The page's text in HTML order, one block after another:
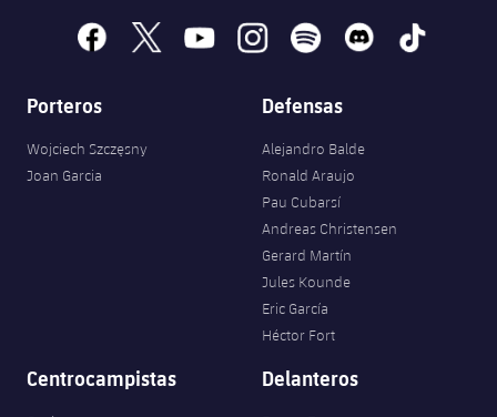
facebook
x youtubeinstagramspotify discord tiktok
Porteros
Wojciech Szczęsny
Joan Garcia
Defensas
Alejandro Balde
Ronald Araujo
Pau Cubarsí
Andreas Christensen
Gerard Martín
Jules Kounde
Eric García
Héctor Fort
Centrocampistas Delanteros